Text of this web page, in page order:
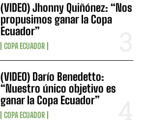
(VIDEO) Jhonny Quiñónez: “Nos
propusimos ganar la Copa
Ecuador”
COPA ECUADOR
(VIDEO) Darío Benedetto:
“Nuestro único objetivo es
ganar la Copa Ecuador”
COPA ECUADOR